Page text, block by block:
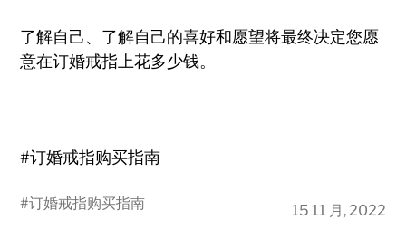
了解自己、了解自己的喜好和愿望将最终决定您愿
意在订婚戒指上花多少钱。
#订婚戒指购买指南
#订婚戒指购买指南 15 11 月, 2022